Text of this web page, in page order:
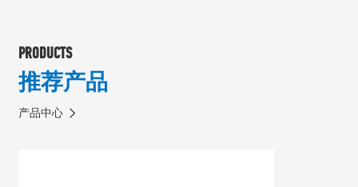
PRODUCTS
推荐产品
产品中心